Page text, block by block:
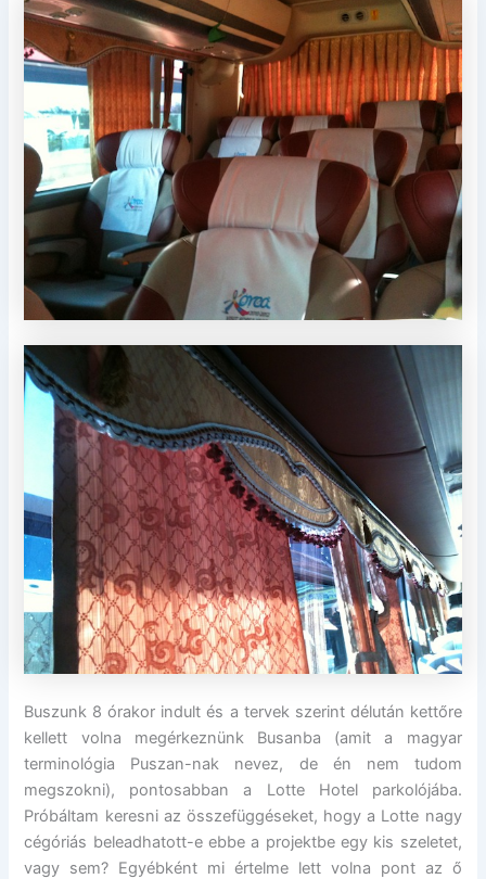
Buszunk 8 órakor indult és a tervek szerint délután kettőre
kellett volna megérkeznünk Busanba (amit a magyar
terminológia Puszan-nak nevez, de én nem tudom
megszokni), pontosabban a Lotte Hotel parkolójába.
Próbáltam keresni az összefüggéseket, hogy a Lotte nagy
cégóriás beleadhatott-e ebbe a projektbe egy kis szeletet,
vagy sem? Egyébként mi értelme lett volna pont az ő